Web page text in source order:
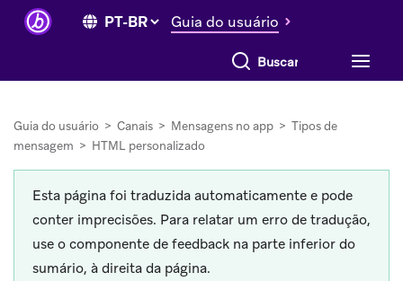
Guia do usuário
Buscar tudo
Guia do usuário > Canais > Mensagens no app > Tipos de
mensagem > HTML personalizado
Esta página foi traduzida automaticamente e pode
conter imprecisões. Para relatar um erro de tradução,
use o componente de feedback na parte inferior do
sumário, à direita da página.